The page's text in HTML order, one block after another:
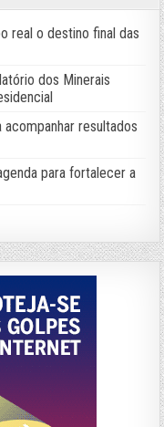
real o destino final das
dos Minerais
resultados
para fortalecer a